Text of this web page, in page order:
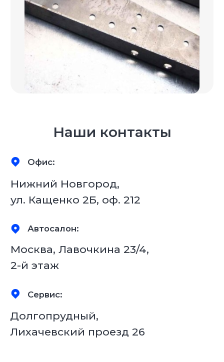
Наши контакты
Нижний Новгород,
ул. Кащенко 2Б, оф. 212
Почты:
info@fs-tuning.ru – общая
с 8:00 до 20:00.
пн-пт: с 8:00 до 18:00
с 8:00 до 20:00.
пн-пт: с 8:00 до 18:00
Автосалон:
Москва, Лавочкина 23/4,